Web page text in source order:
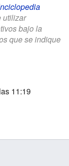
utilizar
bajo la
que se indique
11:19